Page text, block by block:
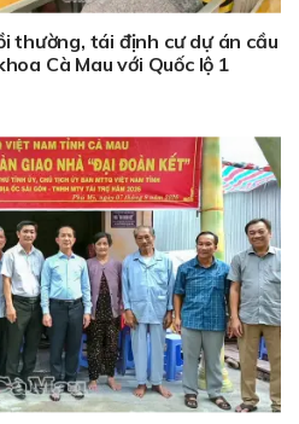
thường, tái định cư dự án cầu
Cà Mau với Quốc lộ 1